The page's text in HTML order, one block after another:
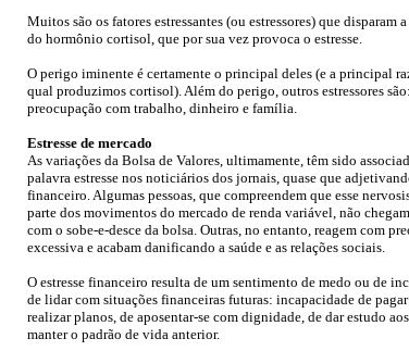
Muitos são os fatores estressantes (ou estressores) que disparam
do hormônio cortisol, que por sua vez provoca o estresse.
O perigo iminente é certamente o principal deles (e a principal
qual produzimos cortisol). Além do perigo, outros estressores são:
preocupação com trabalho, dinheiro e família.
Estresse de mercado
As variações da Bolsa de Valores, ultimamente, têm sido
palavra estresse nos noticiários dos jornais, quase que
financeiro. Algumas pessoas, que compreendem que esse
parte dos movimentos do mercado de renda variável, não
com o sobe-e-desce da bolsa. Outras, no entanto, reagem com
excessiva e acabam danificando a saúde e as relações sociais.
O estresse financeiro resulta de um sentimento de medo ou de
de lidar com situações financeiras futuras: incapacidade de
realizar planos, de aposentar-se com dignidade, de dar estudo
manter o padrão de vida anterior.